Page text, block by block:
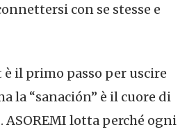
con se stesse e
è il primo passo per uscire
la “sanación” è il cuore di
ASOREMI lotta perché ogni